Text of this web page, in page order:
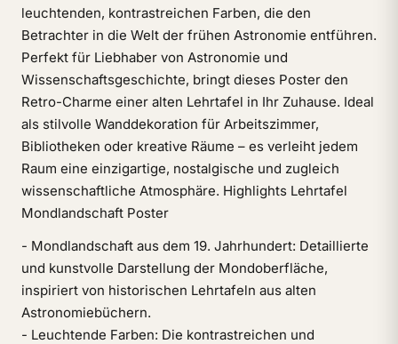
leuchtenden, kontrastreichen Farben, die den
Betrachter in die Welt der frühen Astronomie entführen.
Perfekt für Liebhaber von Astronomie und
Wissenschaftsgeschichte, bringt dieses Poster den
Retro-Charme einer alten Lehrtafel in Ihr Zuhause. Ideal
als stilvolle Wanddekoration für Arbeitszimmer,
Bibliotheken oder kreative Räume – es verleiht jedem
Raum eine einzigartige, nostalgische und zugleich
wissenschaftliche Atmosphäre. Highlights Lehrtafel
Mondlandschaft Poster
- Mondlandschaft aus dem 19. Jahrhundert: Detaillierte
und kunstvolle Darstellung der Mondoberfläche,
inspiriert von historischen Lehrtafeln aus alten
Astronomiebüchern.
- Leuchtende Farben: Die kontrastreichen und